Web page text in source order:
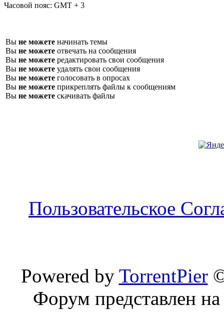
Часовой пояс: GMT + 3
Вы не можете начинать темы
Вы не можете отвечать на сообщения
Вы не можете редактировать свои сообщения
Вы не можете удалять свои сообщения
Вы не можете голосовать в опросах
Вы не можете прикреплять файлы к сообщениям
Вы не можете скачивать файлы
Пользовательское
Powered by TorrentPier
Форум представлен